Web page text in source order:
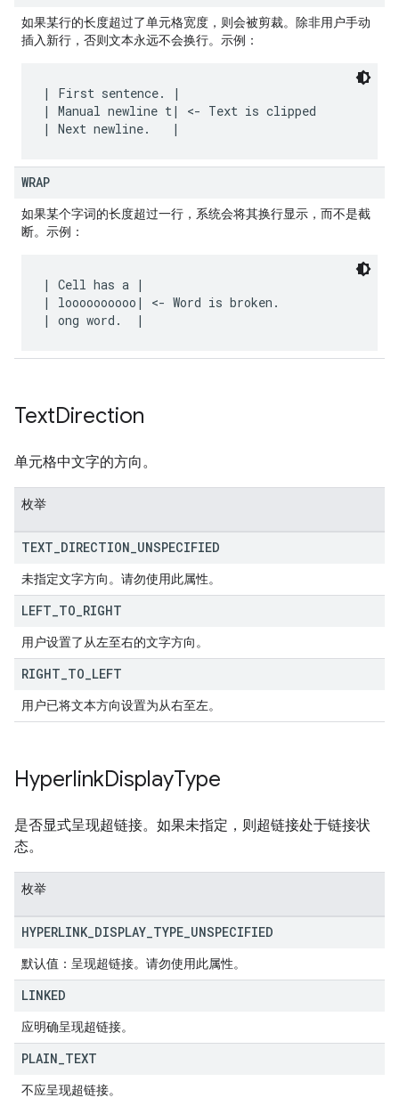
如果某行的长度超过了单元格宽度，则会被剪裁。除非用户手动
插入新行，否则文本永远不会换行。示例：
| First sentence. |
| Manual newline t| <- Text is clipped
WRAP
如果某个字词的长度超过一行，系统会将其换行显示，而不是截
断。示例：
| Cell has a |
| loooooooooo| <- Word is broken.
TextDirection
单元格中文字的方向。
枚举
TEXT DIRECTION UNSPECIFIED
未指定文字方向。请勿使用此属性。
LEFT TO RIGHT
用户设置了从左至右的文字方向。
RIGHT TO LEFT
用户已将文本方向设置为从右至左。
HyperlinkDisplayType
是否显式呈现超链接。如果未指定，则超链接处于链接状
态。
枚举
HYPERLINK DISPLAY TYPE UNSPECIFIED
默认值：呈现超链接。请勿使用此属性。
LINKED
应明确呈现超链接。
PLAIN TEXT
不应呈现超链接。